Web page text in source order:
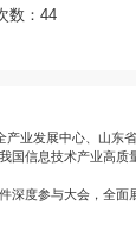
数：44
产业发展中心、山东
国信息技术产业高质
深度参与大会，全